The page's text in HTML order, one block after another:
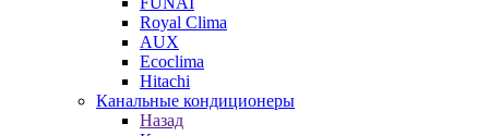
Royal Clima
AUX
Ecoclima
Hitachi
Канальные кондиционеры
Назад